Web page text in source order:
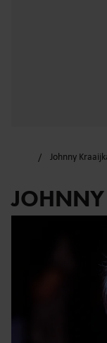
Johnny
JOHNNY